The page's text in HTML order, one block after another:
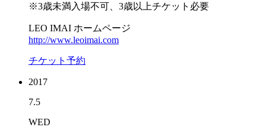
※3歳未満入場不可、3歳以上チケット必要
LEO IMAI ホームページ
http://www.leoimai.com
チケット予約
2017
7.5
WED